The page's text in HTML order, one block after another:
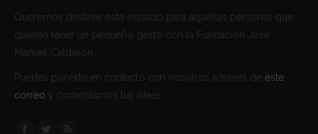
Queremos destinar este espacio para aquellas personas que
quieran tener un pequeño gesto con la Fundación José
Manuel Calderón.
Puedes ponerte en contacto con nosotros a través de éste
correo y comentarnos tus ideas.
Encuéntranos en: